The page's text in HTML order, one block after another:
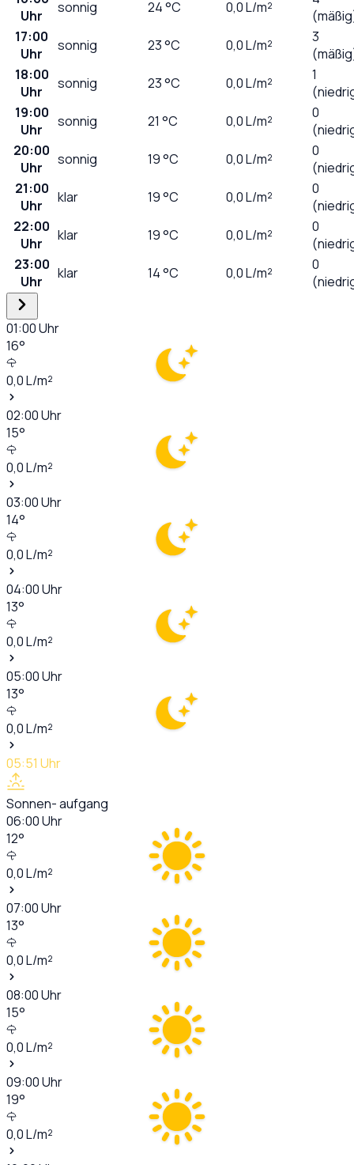
Uhr
sonnig 24°C 0,0L/m²
17:00
Uhr
sonnig 23°C 0,0L/m²
3
18:00
Uhr
sonnig 23°C 0,0L/m²
1
19:00
Uhr
sonnig 21 °C 0,0L/m²
0
20:00
Uhr
sonnig 19°C 0,0L/m²
0
21:00
Uhr
klar 19°C 0,0L/m²
0
22:00
Uhr
klar 19°C 0,0L/m²
0
23:00
Uhr
klar 14°C 0,0L/m²
0
01:00Uhr
16°
0,0L/m²
02:00Uhr
15°
0,0L/m²
03:00Uhr
14°
0,0L/m²
04:00Uhr
13°
0,0L/m²
05:00Uhr
13°
0,0L/m²
05:51 Uhr
Sonnen- aufgang
06:00Uhr
12°
0,0L/m²
07:00Uhr
13°
0,0L/m²
08:00Uhr
15°
0,0L/m²
09:00Uhr
19°
0,0L/m²